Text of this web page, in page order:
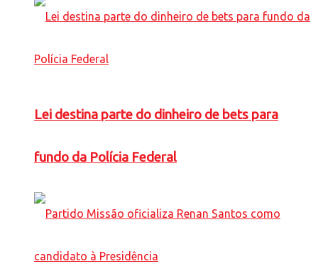
Lei destina parte do dinheiro de bets para
fundo da Polícia Federal